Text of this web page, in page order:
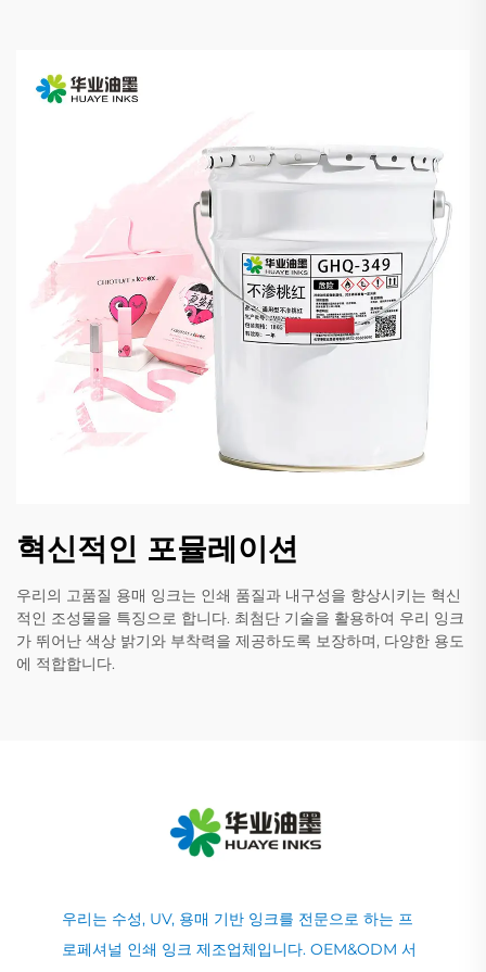
혁신적인 포뮬레이션
우리의 고품질 용매 잉크는 인쇄 품질과 내구성을 향상시키는 혁신
적인 조성물을 특징으로 합니다. 최첨단 기술을 활용하여 우리 잉크
가 뛰어난 색상 밝기와 부착력을 제공하도록 보장하며, 다양한 용도
에 적합합니다.
우리는 수성, UV, 용매 기반 잉크를 전문으로 하는 프
로페셔널 인쇄 잉크 제조업체입니다. OEM&ODM 서